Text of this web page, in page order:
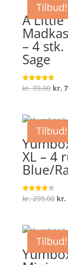
Tilbud!
A Little
– 4
Sage
Vurderet
4.8
kr.99,00 Den
var:
kr.
kr.
Tilbud!
XL – 4
Blue/
Vurderet
4.2
kr.299,00
var:
kr.
kr.
Tilbud!